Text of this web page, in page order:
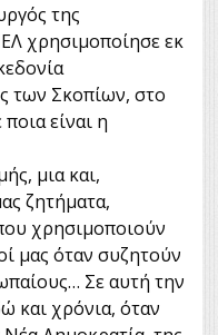
της
χρησιμοποίησε εκ
των Σκοπίων, στο
είναι η
μια και,
ζητήματα,
χρησιμοποιούν
μας όταν συζητούν
Σε αυτή την
και χρόνια, όταν